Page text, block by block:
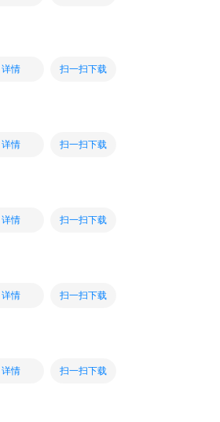
详情 扫一扫下载
详情 扫一扫下载
详情 扫一扫下载
详情 扫一扫下载
详情 扫一扫下载